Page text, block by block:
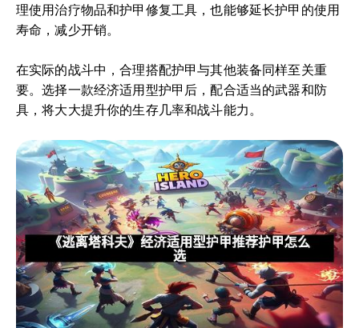
理使用治疗物品和护甲修复工具，也能够延长护甲的使用
寿命，减少开销。
在实际的战斗中，合理搭配护甲与其他装备同样至关重
要。选择一款经济适用型护甲后，配合适当的武器和防
具，将大大提升你的生存几率和战斗能力。